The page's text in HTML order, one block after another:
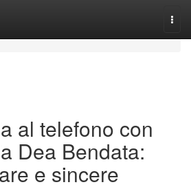
al telefono con
Dea Bendata:
e sincere